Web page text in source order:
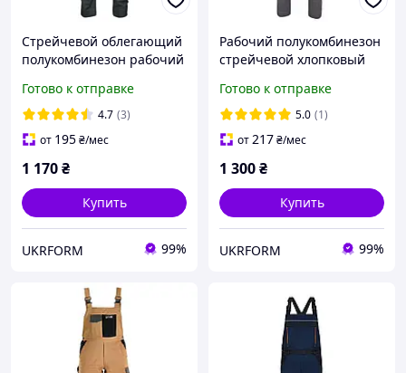
Стрейчевой облегающий
полукомбинезон рабочий
Artmaster высокого
качества, стрейчевой.
Готово к отправке
4.7 (3)
от 195₴/мес
1 170₴
Купить
UKRFORM 99%
Рабочий полукомбинезон
стрейчевой хлопковый
спецодежда для
сварщика Польша
Готово к отправке
5.0 (1)
от217₴/мес
1 300₴
Купить
UKRFORM 99%